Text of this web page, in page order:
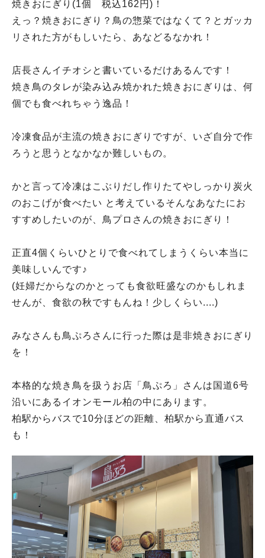
焼きおにぎり(1個 税込162円)！
えっ？焼きおにぎり？鳥の惣菜ではなくて？とガッカ
リされた方がもしいたら、あなどるなかれ！
店長さんイチオシと書いているだけあるんです！
焼き鳥のタレが染み込み焼かれた焼きおにぎりは、何
個でも食べれちゃう逸品！
冷凍食品が主流の焼きおにぎりですが、いざ自分で作
ろうと思うとなかなか難しいもの。
かと言って冷凍はこぶりだし作りたてやしっかり炭火
のおこげが食べたい と考えているそんなあなたにお
すすめしたいのが、鳥プロさんの焼きおにぎり！
正直4個くらいひとりで食べれてしまうくらい本当に
美味しいんです♪
(妊婦だからなのかとっても食欲旺盛なのかもしれま
せんが、食欲の秋ですもんね！少しくらい....)
みなさんも鳥ぷろさんに行った際は是非焼きおにぎり
を！
本格的な焼き鳥を扱うお店「鳥ぷろ」さんは国道6号
沿いにあるイオンモール柏の中にあります。
柏駅からバスで10分ほどの距離、柏駅から直通バス
も！